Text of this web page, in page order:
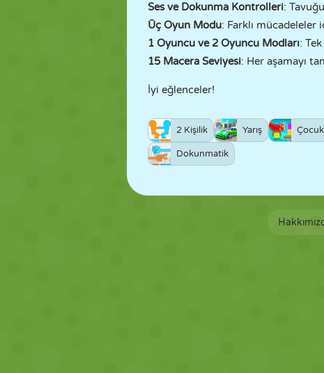
Ses ve Dokunma Kontrolleri:
Üç Oyun Modu: Farklı mücadeleler
1 Oyuncu ve 2 Oyuncu Modları:
15 Macera Seviyesi: Her aşamayı
İyi eğlenceler!
2 Kişilik Yarış Çocuk
Dokunmatik